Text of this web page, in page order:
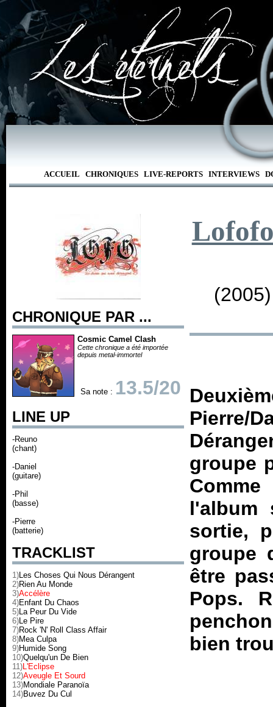
ACCUEIL CHRONIQUES LIVE-REPORTS INTERVIEWS
CHRONIQUE PAR ...
Cosmic Camel Clash
Cette chronique a été importée
depuis metal-immortel
Sa note : 13.5/20
LINE UP
-Reuno
(chant)
-Daniel
(guitare)
-Phil
(basse)
-Pierre
(batterie)
TRACKLIST
1)Les Choses Qui Nous Dérangent
2)Rien Au Monde
3)Accélère
4)Enfant Du Chaos
5)La Peur Du Vide
6)Le Pire
7)Rock 'N' Roll Class Affair
8)Mea Culpa
9)Humide Song
10)Quelqu'un De Bien
11)L'Eclipse
12)Aveugle Et Sourd
13)Mondiale Paranoïa
14)Buvez Du Cul
Pierre/
groupe
l'album
sortie,
groupe
être
Pops.
bien